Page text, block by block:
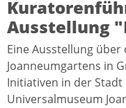
Ausstellung
Eine Ausstellung
Joanneumgartens in
Initiativen in der
Universalmuseum